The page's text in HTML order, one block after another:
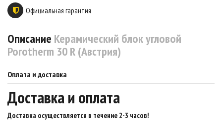
Официальная гарантия
Описание Керамический блок угловой
Porotherm 30 R (Австрия)
Оплата и доставка
Доставка и оплата
Доставка осуществляется в течение 2-3 часов!